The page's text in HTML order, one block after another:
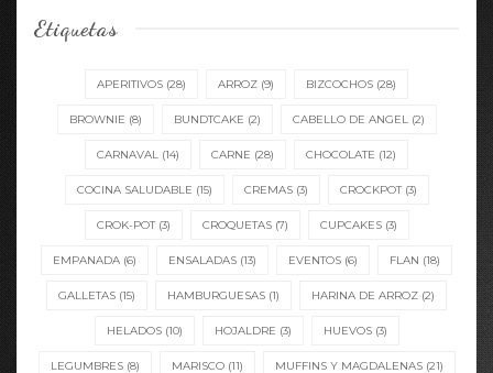
Etiquetas
APERITIVOS (28) ARROZ (9) BIZCOCHOS (28)
BROWNIE (8) BUNDTCAKE (2) CABELLO DE ANGEL(2)
CARNAVAL (14) CARNE (28) CHOCOLATE (12)
COCINA SALUDABLE (15) CREMAS(3) CROCKPOT(3)
CROK-POT(3) CROQUETAS(7) CUPCAKES(3)
EMPANADA (6) ENSALADAS (13) EVENTOS (6) FLAN (18)
GALLETAS (15) HAMBURGUESAS (1) HARINA DE ARROZ (2)
HELADOS(10) HOJALDRE (3) HUEVOS(3)
LEGUMBRES(8) MARISCO(11) MUFFINS Y MAGDALENAS(21)